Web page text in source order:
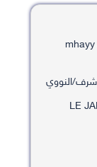
شرف/النووي
LE